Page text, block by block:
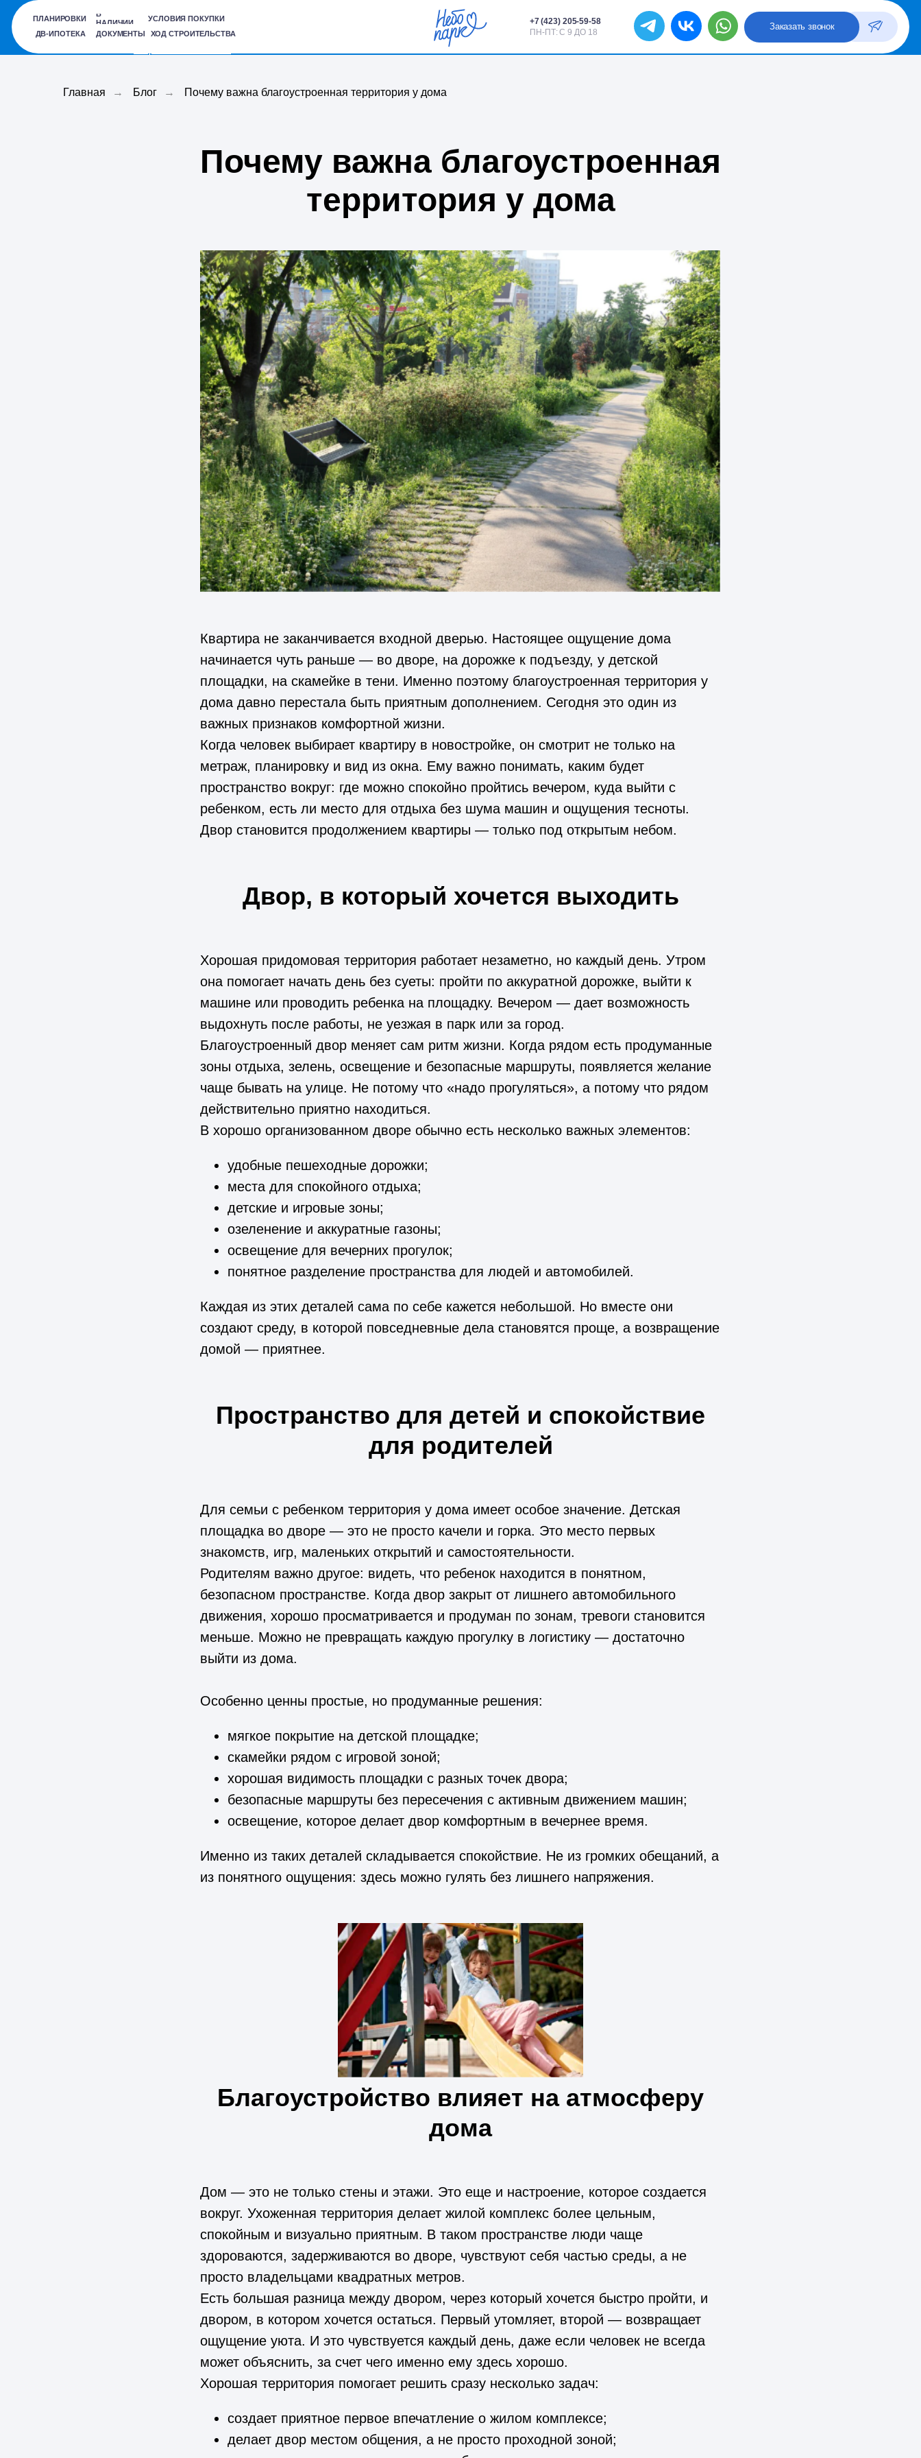
+7 (423) 205-59-58
ПН-ПТ: С 9 ДО 18
Заказать звонок
ПЛАНИРОВКИ
НАЛИЧИИ
ДОКУМЕНТЫ ХОД СТРОИТЕЛЬСТВА
УСЛОВИЯ ПОКУПКИ
ДВ-ИПОТЕКАО ЖК
Ход
Расположение Получить консультацию +7 (423) 205-59-58
Главная → Блог → Почему важна благоустроенная территория у дома
Почему важна благоустроенная
территория у дома
Квартира не заканчивается входной дверью. Настоящее ощущение дома
начинается чуть раньше — во дворе, на дорожке к подъезду, у детской
площадки, на скамейке в тени. Именно поэтому благоустроенная территория у
дома давно перестала быть приятным дополнением. Сегодня это один из
важных признаков комфортной жизни.
Когда человек выбирает квартиру в новостройке, он смотрит не только на
метраж, планировку и вид из окна. Ему важно понимать, каким будет
пространство вокруг: где можно спокойно пройтись вечером, куда выйти с
ребенком, есть ли место для отдыха без шума машин и ощущения тесноты.
Двор становится продолжением квартиры — только под открытым небом.
Двор, в который хочется выходить
Хорошая придомовая территория работает незаметно, но каждый день. Утром
она помогает начать день без суеты: пройти по аккуратной дорожке, выйти к
машине или проводить ребенка на площадку. Вечером — дает возможность
выдохнуть после работы, не уезжая в парк или за город.
Благоустроенный двор меняет сам ритм жизни. Когда рядом есть продуманные
зоны отдыха, зелень, освещение и безопасные маршруты, появляется желание
чаще бывать на улице. Не потому что «надо прогуляться», а потому что рядом
действительно приятно находиться.
В хорошо организованном дворе обычно есть несколько важных элементов:
удобные пешеходные дорожки;
места для спокойного отдыха;
детские и игровые зоны;
озеленение и аккуратные газоны;
освещение для вечерних прогулок;
понятное разделение пространства для людей и автомобилей.
Каждая из этих деталей сама по себе кажется небольшой. Но вместе они
создают среду, в которой повседневные дела становятся проще, а возвращение
домой — приятнее.
Пространство для детей и спокойствие
для родителей
Для семьи с ребенком территория у дома имеет особое значение. Детская
площадка во дворе — это не просто качели и горка. Это место первых
знакомств, игр, маленьких открытий и самостоятельности.
Родителям важно другое: видеть, что ребенок находится в понятном,
безопасном пространстве. Когда двор закрыт от лишнего автомобильного
движения, хорошо просматривается и продуман по зонам, тревоги становится
меньше. Можно не превращать каждую прогулку в логистику — достаточно
выйти из дома.
Особенно ценны простые, но продуманные решения:
мягкое покрытие на детской площадке;
скамейки рядом с игровой зоной;
хорошая видимость площадки с разных точек двора;
безопасные маршруты без пересечения с активным движением машин;
освещение, которое делает двор комфортным в вечернее время.
Именно из таких деталей складывается спокойствие. Не из громких обещаний, а
из понятного ощущения: здесь можно гулять без лишнего напряжения.
Благоустройство влияет на атмосферу
дома
Дом — это не только стены и этажи. Это еще и настроение, которое создается
вокруг. Ухоженная территория делает жилой комплекс более цельным,
спокойным и визуально приятным. В таком пространстве люди чаще
здороваются, задерживаются во дворе, чувствуют себя частью среды, а не
просто владельцами квадратных метров.
Есть большая разница между двором, через который хочется быстро пройти, и
двором, в котором хочется остаться. Первый утомляет, второй — возвращает
ощущение уюта. И это чувствуется каждый день, даже если человек не всегда
может объяснить, за счет чего именно ему здесь хорошо.
Хорошая территория помогает решить сразу несколько задач:
создает приятное первое впечатление о жилом комплексе;
делает двор местом общения, а не просто проходной зоной;